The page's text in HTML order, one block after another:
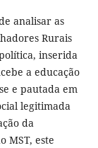
analisar as
Rurais
inserida
a educação
e pautada em
legitimada
da
MST, este